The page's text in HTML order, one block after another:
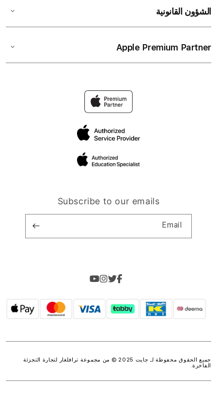
الشؤون القانونية
Apple Premium Partner
Subscribe to our emails
Email
جميع الحقوق محفوظة لـ جايت 2025 © من مجموعة
ترافلغار لتجارة التجزئة
الفاخرة.